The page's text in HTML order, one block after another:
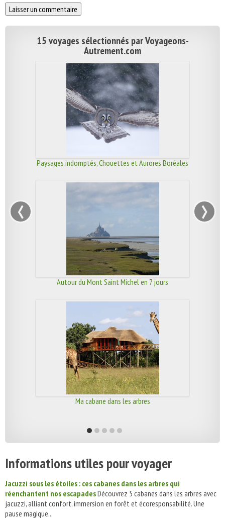
15 voyages sélectionnés par Voyageons-
Autrement.com
Paysages indomptés, Chouettes et Aurores Boréales
Autour du Mont Saint Michel en 7 jours
Ma cabane dans les arbres
‹ ›
Informations utiles pour voyager
Jacuzzi sous les étoiles : ces cabanes dans les arbres qui
réenchantent nos escapadesDécouvrez 5 cabanes dans les arbres avec
jacuzzi, alliant confort, immersion en forêt et écoresponsabilité. Une
pause magique...